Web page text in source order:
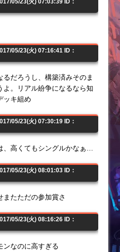
05/23(火) 07:16:41 ID：
るだろうし、構築済みそのま
よ。リアル紛争になるなら知
ッキ組め
05/23(火) 07:30:19 ID：
高くてもシングルかなぁ…
05/23(火) 08:01:03 ID：
たただの参加賞さ
05/23(火) 08:16:26 ID：
ンなのに高すぎる